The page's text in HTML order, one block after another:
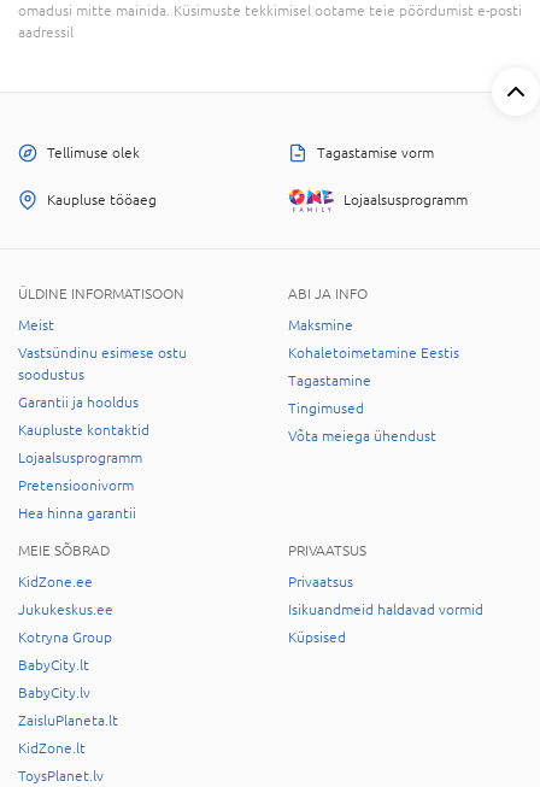
omadusi mitte mainida. Küsimuste tekkimisel ootame teie pöördumist e-posti
aadressil
Tellimuse olek Tagastamise vorm
Kaupluse tööaeg Lojaalsusprogramm
ÜLDINE INFORMATISOON
Meist
Vastsündinu esimese ostu
soodustus
Garantii ja hooldus
Kaupluste kontaktid
Lojaalsusprogramm
Pretensioonivorm
Hea hinna garantii
ABI JA INFO
Maksmine
Kohaletoimetamine Eestis
Tagastamine
Tingimused
Võta meiega ühendust
MEIE SÕBRAD
KidZone.ee
Jukukeskus.ee
Kotryna Group
BabyCity.lt
BabyCity.lv
ZaisluPlaneta.lt
KidZone.lt
ToysPlanet.lv
PRIVAATSUS
Privaatsus
Isikuandmeid haldavad vormid
Küpsised